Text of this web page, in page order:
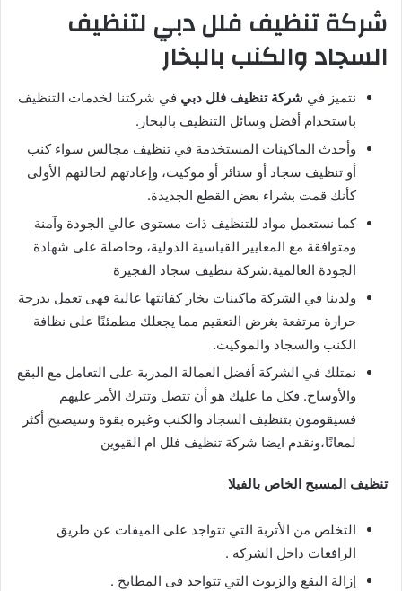
شركة تنظيف فلل دبي لتنظيف
السجاد والكنب بالبخار
نتميز في شركة تنظيف فلل دبي في شركتنا لخدمات التنظيف
باستخدام أفضل وسائل التنظيف بالبخار.
وأحدث الماكينات المستخدمة في تنظيف مجالس سواء كنب
أو تنظيف سجاد أو ستائر أو موكيت، وإعادتهم لحالتهم الأولى
كأنك قمت بشراء بعض القطع الجديدة.
كما نستعمل مواد للتنظيف ذات مستوى عالي الجودة وآمنة
ومتوافقة مع المعايير القياسية الدولية، وحاصلة على شهادة
الجودة العالمية.شركة تنظيف سجاد الفجيرة
ولدينا في الشركة ماكينات بخار كفائتها عالية فهى تعمل بدرجة
حرارة مرتفعة بغرض التعقيم مما يجعلك مطمئنًا على نظافة
الكنب والسجاد والموكيت.
نمتلك في الشركة أفضل العمالة المدربة على التعامل مع البقع
والأوساخ. فكل ما عليك هو أن تتصل وتترك الأمر عليهم
فسيقومون بتنظيف السجاد والكنب وغيره بقوة وسيصبح أكثر
لمعانًا،ونقدم ايضا شركة تنظيف فلل ام القيوين
تنظيف المسبح الخاص بالفيلا
التخلص من الأتربة التي تتواجد على الميفات عن طريق
الرافعات داخل الشركة .
إزالة البقع والزيوت التي تتواجد فى المطابخ .